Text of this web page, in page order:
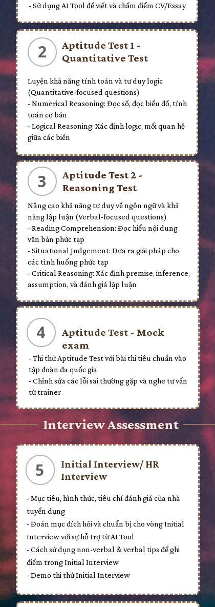
Interview Assessment
- Sử dụng AI Tool để viết và chấm điểm CV/Essay
Aptitude Test 1 -
Quantitative Test
Luyện khả năng tính toán và tư duy logic
(Quantitative-focused questions)
- Numerical Reasoning: Đọc số, đọc biểu đồ, tính
toán cơ bản
- Logical Reasoning: Xác định logic, mối quan hệ
giữa các biến
2
Aptitude Test 2 -
Reasoning Test
Nâng cao khả năng tư duy về ngôn ngữ và khả
năng lập luận (Verbal-focused questions)
- Reading Comprehension: Đọc hiểu nội dung
văn bản phức tạp
- Situational Judgement: Đưa ra giải pháp cho
các tình huống phức tạp
- Critical Reasoning: Xác định premise, inference,
assumption, và đánh giá lập luận
3
Aptitude Test - Mock
exam
- Thi thử Aptitude Test với bài thi tiêu chuẩn vào
tập đoàn đa quốc gia
- Chỉnh sửa các lỗi sai thường gặp và nghe tư vấn
từ trainer
4
Initial Interview/ HR
Interview
- Mục tiêu, hình thức, tiêu chí đánh giá của nhà
tuyển dụng
- Đoán mục đích hỏi và chuẩn bị cho vòng Initial
Interview với sự hỗ trợ từ AI Tool
- Cách sử dụng non-verbal & verbal tips để ghi
điểm trong Initial Interview
- Demo thi thử Initial Interview
5